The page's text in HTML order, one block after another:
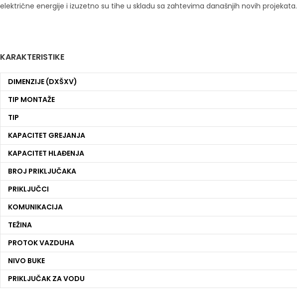
električne energije i izuzetno su tihe u skladu sa zahtevima današnjih novih projekata.
KARAKTERISTIKE
DIMENZIJE (DXŠXV)
TIP MONTAŽE
TIP
KAPACITET GREJANJA
KAPACITET HLAĐENJA
BROJ PRIKLJUČAKA
PRIKLJUČCI
KOMUNIKACIJA
TEŽINA
PROTOK VAZDUHA
NIVO BUKE
PRIKLJUČAK ZA VODU